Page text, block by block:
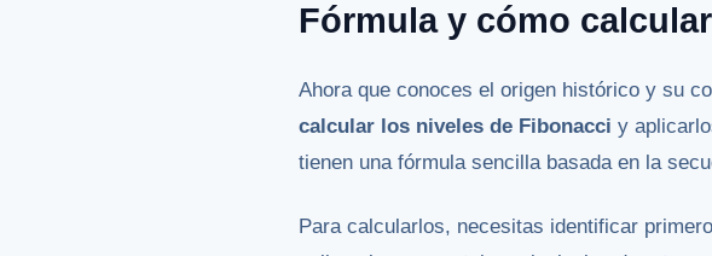
Fórmula y cómo
Ahora que conoces el origen histórico y su
calcular los niveles de Fibonacci y
tienen una fórmula sencilla basada en la
Para calcularlos, necesitas identificar